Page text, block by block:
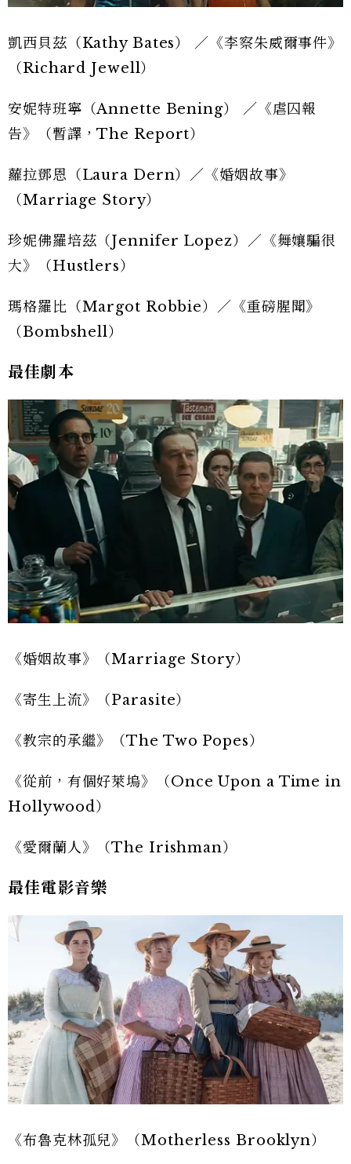
凱西貝茲（Kathy Bates） ／《李察朱威爾事件》
（Richard Jewell）
安妮特班寧（Annette Bening） ／《虐囚報
告》（暫譯，The Report）
蘿拉鄧恩（Laura Dern）／《婚姻故事》
（Marriage Story）
珍妮佛羅培茲（Jennifer Lopez）／《舞孃騙很
大》（Hustlers）
瑪格羅比（Margot Robbie）／《重磅腥聞》
（Bombshell）
最佳劇本
《婚姻故事》（Marriage Story）
《寄生上流》（Parasite）
《教宗的承繼》（The Two Popes）
《從前，有個好萊塢》（Once Upon a Time in
Hollywood）
《愛爾蘭人》（The Irishman）
最佳電影音樂
《布魯克林孤兒》（Motherless Brooklyn）